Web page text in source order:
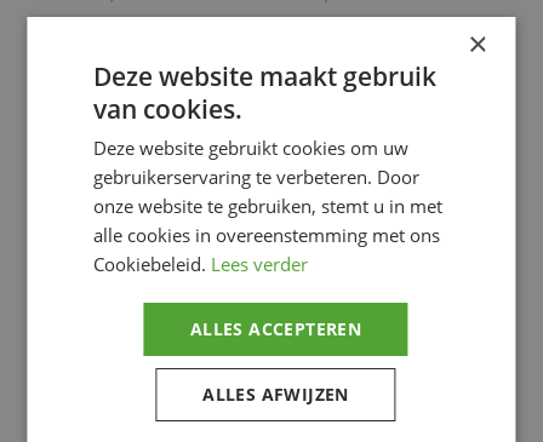
GLOVES,
Motorhandschoenen
Voeg toe
GLOVES,
Voeg toe
×
Deze website maakt gebruik
van cookies.
Deze website gebruikt cookies om uw
gebruikerservaring te verbeteren. Door
onze website te gebruiken, stemt u in met
alle cookies in overeenstemming met ons
Cookiebeleid. Lees verder
ALLES ACCEPTEREN
ALLES AFWIJZEN